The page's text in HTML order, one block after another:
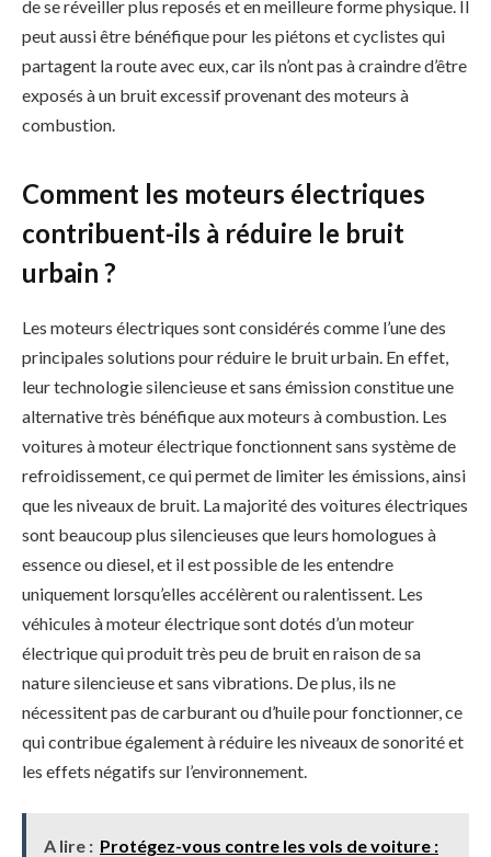
de se réveiller plus reposés et en meilleure forme physique. Il
peut aussi être bénéfique pour les piétons et cyclistes qui
partagent la route avec eux, car ils n’ont pas à craindre d’être
exposés à un bruit excessif provenant des moteurs à
combustion.
Comment les moteurs électriques
contribuent-ils à réduire le bruit
urbain ?
Les moteurs électriques sont considérés comme l’une des
principales solutions pour réduire le bruit urbain. En effet,
leur technologie silencieuse et sans émission constitue une
alternative très bénéfique aux moteurs à combustion. Les
voitures à moteur électrique fonctionnent sans système de
refroidissement, ce qui permet de limiter les émissions, ainsi
que les niveaux de bruit. La majorité des voitures électriques
sont beaucoup plus silencieuses que leurs homologues à
essence ou diesel, et il est possible de les entendre
uniquement lorsqu’elles accélèrent ou ralentissent. Les
véhicules à moteur électrique sont dotés d’un moteur
électrique qui produit très peu de bruit en raison de sa
nature silencieuse et sans vibrations. De plus, ils ne
nécessitent pas de carburant ou d’huile pour fonctionner, ce
qui contribue également à réduire les niveaux de sonorité et
les effets négatifs sur l’environnement.
A lire : Protégez-vous contre les vols de voiture :